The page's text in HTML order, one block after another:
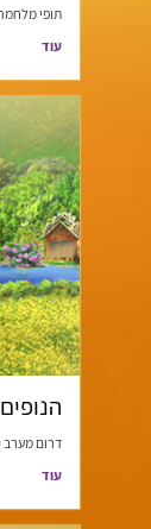
תופי
עוד
דרום מערב
עוד